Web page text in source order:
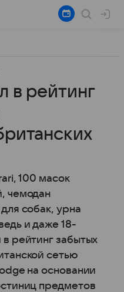
в рейтинг
100 масок
чемодан
собак, урна
и даже 18-
рейтинг забытых
сетью
на основании
предметов